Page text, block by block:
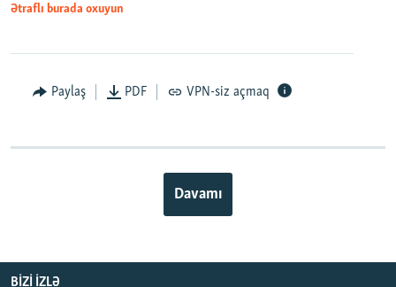
Ətraflı burada oxuyun
Paylaş PDF VPN-siz açmaq
Davamı
BIZI IZLƏ